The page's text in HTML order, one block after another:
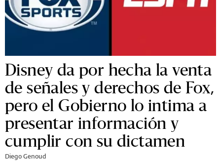
Disney da por hecha la venta
de señales y derechos de Fox,
pero el Gobierno lo intima a
presentar información y
cumplir con su dictamen
Diego Genoud